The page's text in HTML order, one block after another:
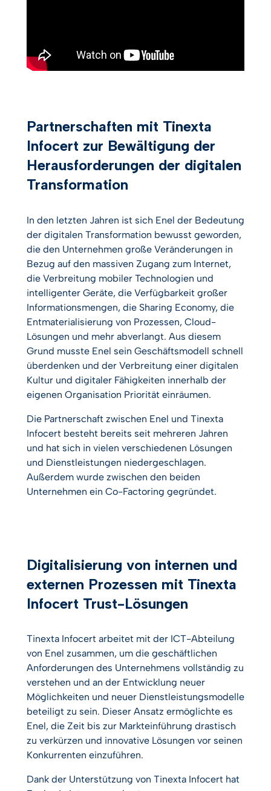
Partnerschaften mit Tinexta
Infocert zur Bewältigung der
Herausforderungen der digitalen
Transformation
In den letzten Jahren ist sich Enel der Bedeutung
der digitalen Transformation bewusst geworden,
die den Unternehmen große Veränderungen in
Bezug auf den massiven Zugang zum Internet,
die Verbreitung mobiler Technologien und
intelligenter Geräte, die Verfügbarkeit großer
Informationsmengen, die Sharing Economy, die
Entmaterialisierung von Prozessen, Cloud-
Lösungen und mehr abverlangt. Aus diesem
Grund musste Enel sein Geschäftsmodell schnell
überdenken und der Verbreitung einer digitalen
Kultur und digitaler Fähigkeiten innerhalb der
eigenen Organisation Priorität einräumen.
Die Partnerschaft zwischen Enel und Tinexta
Infocert besteht bereits seit mehreren Jahren
und hat sich in vielen verschiedenen Lösungen
und Dienstleistungen niedergeschlagen.
Außerdem wurde zwischen den beiden
Unternehmen ein Co-Factoring gegründet.
Digitalisierung von internen und
externen Prozessen mit Tinexta
Infocert Trust-Lösungen
Tinexta Infocert arbeitet mit der ICT-Abteilung
von Enel zusammen, um die geschäftlichen
Anforderungen des Unternehmens vollständig zu
verstehen und an der Entwicklung neuer
Möglichkeiten und neuer Dienstleistungsmodelle
beteiligt zu sein. Dieser Ansatz ermöglichte es
Enel, die Zeit bis zur Markteinführung drastisch
zu verkürzen und innovative Lösungen vor seinen
Konkurrenten einzuführen.
Dank der Unterstützung von Tinexta Infocert hat